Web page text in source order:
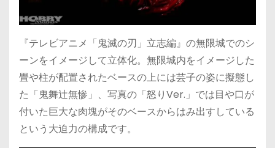
『テレビアニメ「鬼滅の刃」立志編』の無限城でのシ
ーンをイメージして立体化。無限城内をイメージした
畳や柱が配置されたベースの上には芸子の姿に擬態し
た「鬼舞辻󠄀無惨」、写真の「怒りVer.」では目や口が
付いた巨大な肉塊がそのベースからはみ出すしている
という大迫力の構成です。